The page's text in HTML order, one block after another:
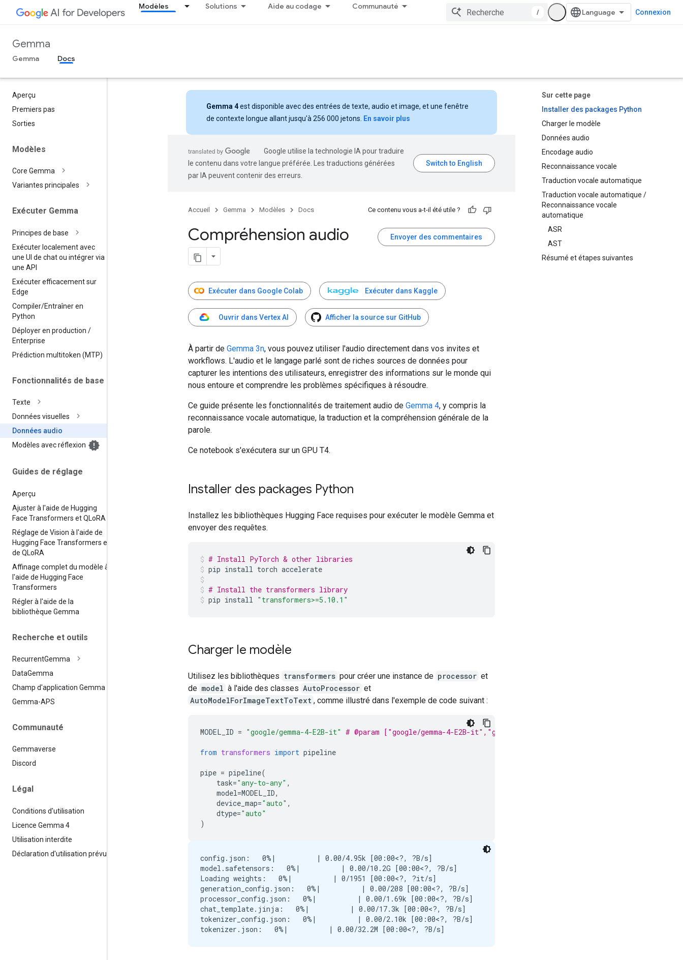
Modèles Solutions Aide au codage Communauté
/ Connexion
Gemma
Gemma Docs
Aperçu
Premiers pas
Sorties
Modèles
Core Gemma
Variantes principales
Exécuter Gemma
Principes de base
Exécuter localement avec
une UI de chat ou intégrer via
une API
Exécuter efficacement sur
Edge
Compiler/Entraîner en
Python
Déployer en production /
Enterprise
Prédiction multitoken (MTP)
Fonctionnalités de base
Texte
Données visuelles
Données audio
Modèles avec réflexion
Guides de réglage
Aperçu
Ajuster à l'aide de Hugging
Face Transformers et QLoRA
Réglage de Vision à l'aide de
Hugging Face Transformers et
de QLoRA
Affinage complet du modèle à
l'aide de Hugging Face
Transformers
Régler à l'aide de la
bibliothèque Gemma
Recherche et outils
RecurrentGemma
DataGemma
Champ d'application Gemma
Gemma-APS
Communauté
Gemmaverse
Discord
Légal
Conditions d'utilisation
Licence Gemma 4
Utilisation interdite
Déclaration d'utilisation prévue
Sur cette page
Installer des packages Python
Charger le modèle
Données audio
Encodage audio
Reconnaissance vocale
Traduction vocale automatique
Traduction vocale automatique /
Reconnaissance vocale
automatique
ASR
AST
Résumé et étapes suivantes
Gemma 4est disponible avec des entrées de texte, audio et image, et une fenêtre
de contexte longue allant jusqu'à 256 000 jetons.
En savoir plus
Google utilise la technologie IA pour traduire
le contenu dans votre langue préférée. Les traductions générées
par IA peuvent contenir des erreurs.
Accueil Gemma Modèles Docs Ce contenu vous a-t-il été utile ?
Envoyer des commentaires
Compréhension audio
Exécuter dans Google Colab Exécuter dans Kaggle
Ouvrir dans Vertex AI Afficher la source sur GitHub
À partir de Gemma 3n, vous pouvez utiliser l'audio directement dans vos invites et
workflows. L'audio et le langage parlé sont de riches sources de données pour
capturer les intentions des utilisateurs, enregistrer des informations sur le monde qui
nous entoure et comprendre les problèmes spécifiques à résoudre.
Ce guide présente les fonctionnalités de traitement audio de Gemma 4, y compris la
reconnaissance vocale automatique, la traduction et la compréhension générale de la
parole.
Ce notebook s'exécutera sur un GPU T4.
Installer des packages Python
Installez les bibliothèques Hugging Face requises pour exécuter le modèle Gemma et
envoyer des requêtes.
# Install PyTorch & other libraries
pip install torch accelerate
# Install the transformers library
pip install "transformers>=5.10.1"
Charger le modèle
Utilisez les bibliothèques transformers pour créer une instance de processor et
de model à l'aide des classes AutoProcessor et
AutoModelForImageTextToText , comme illustré dans l'exemple de code suivant :
MODEL_ID = "google/gemma-4-E2B-it" # @param ["google/gemma-4-E2B-it","google/gemma-4-E4B-it", "google/gemma-4-12B-
from transformers import pipeline
pipe = pipeline(
task="any-to-any" ,
model=MODEL_ID,
device_map="auto" ,
dtype="auto"
)
config.json:   0%|          | 0.00/4.95k [00:00<?, ?B/s]
model.safetensors:   0%|          | 0.00/10.2G [00:00<?, ?B/s]
Loading weights:   0%|          | 0/1951 [00:00<?, ?it/s]
generation_config.json:   0%|          | 0.00/208 [00:00<?, ?B/s]
processor_config.json:   0%|          | 0.00/1.69k [00:00<?, ?B/s]
chat_template.jinja:   0%|          | 0.00/17.3k [00:00<?, ?B/s]
tokenizer_config.json:   0%|          | 0.00/2.10k [00:00<?, ?B/s]